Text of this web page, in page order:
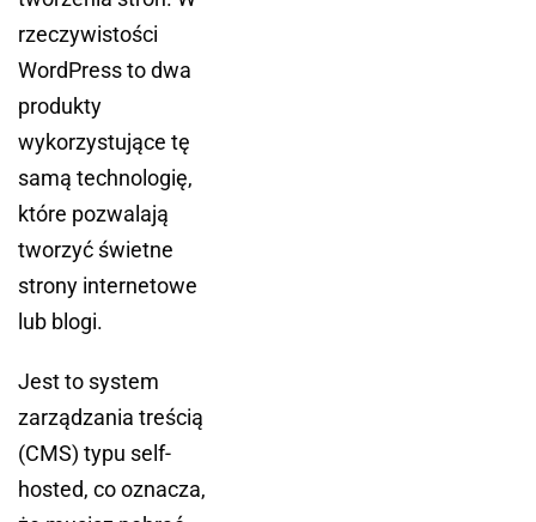
rzeczywistości
WordPress to dwa
produkty
wykorzystujące tę
samą technologię,
które pozwalają
tworzyć świetne
strony internetowe
lub blogi.
Jest to system
zarządzania treścią
(CMS) typu self-
hosted, co oznacza,